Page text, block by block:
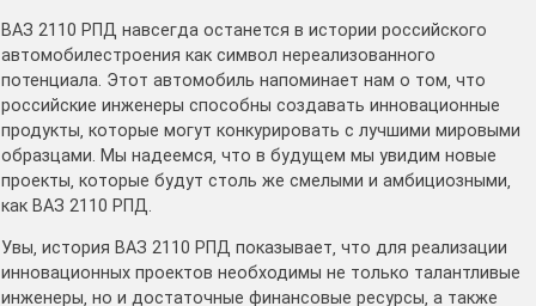
ВАЗ 2110 РПД навсегда останется в истории российского
автомобилестроения как символ нереализованного
потенциала․ Этот автомобиль напоминает нам о том‚ что
российские инженеры способны создавать инновационные
продукты‚ которые могут конкурировать с лучшими мировыми
образцами․ Мы надеемся‚ что в будущем мы увидим новые
проекты‚ которые будут столь же смелыми и амбициозными‚
как ВАЗ 2110 РПД․
Увы‚ история ВАЗ 2110 РПД показывает‚ что для реализации
инновационных проектов необходимы не только талантливые
инженеры‚ но и достаточные финансовые ресурсы‚ а также